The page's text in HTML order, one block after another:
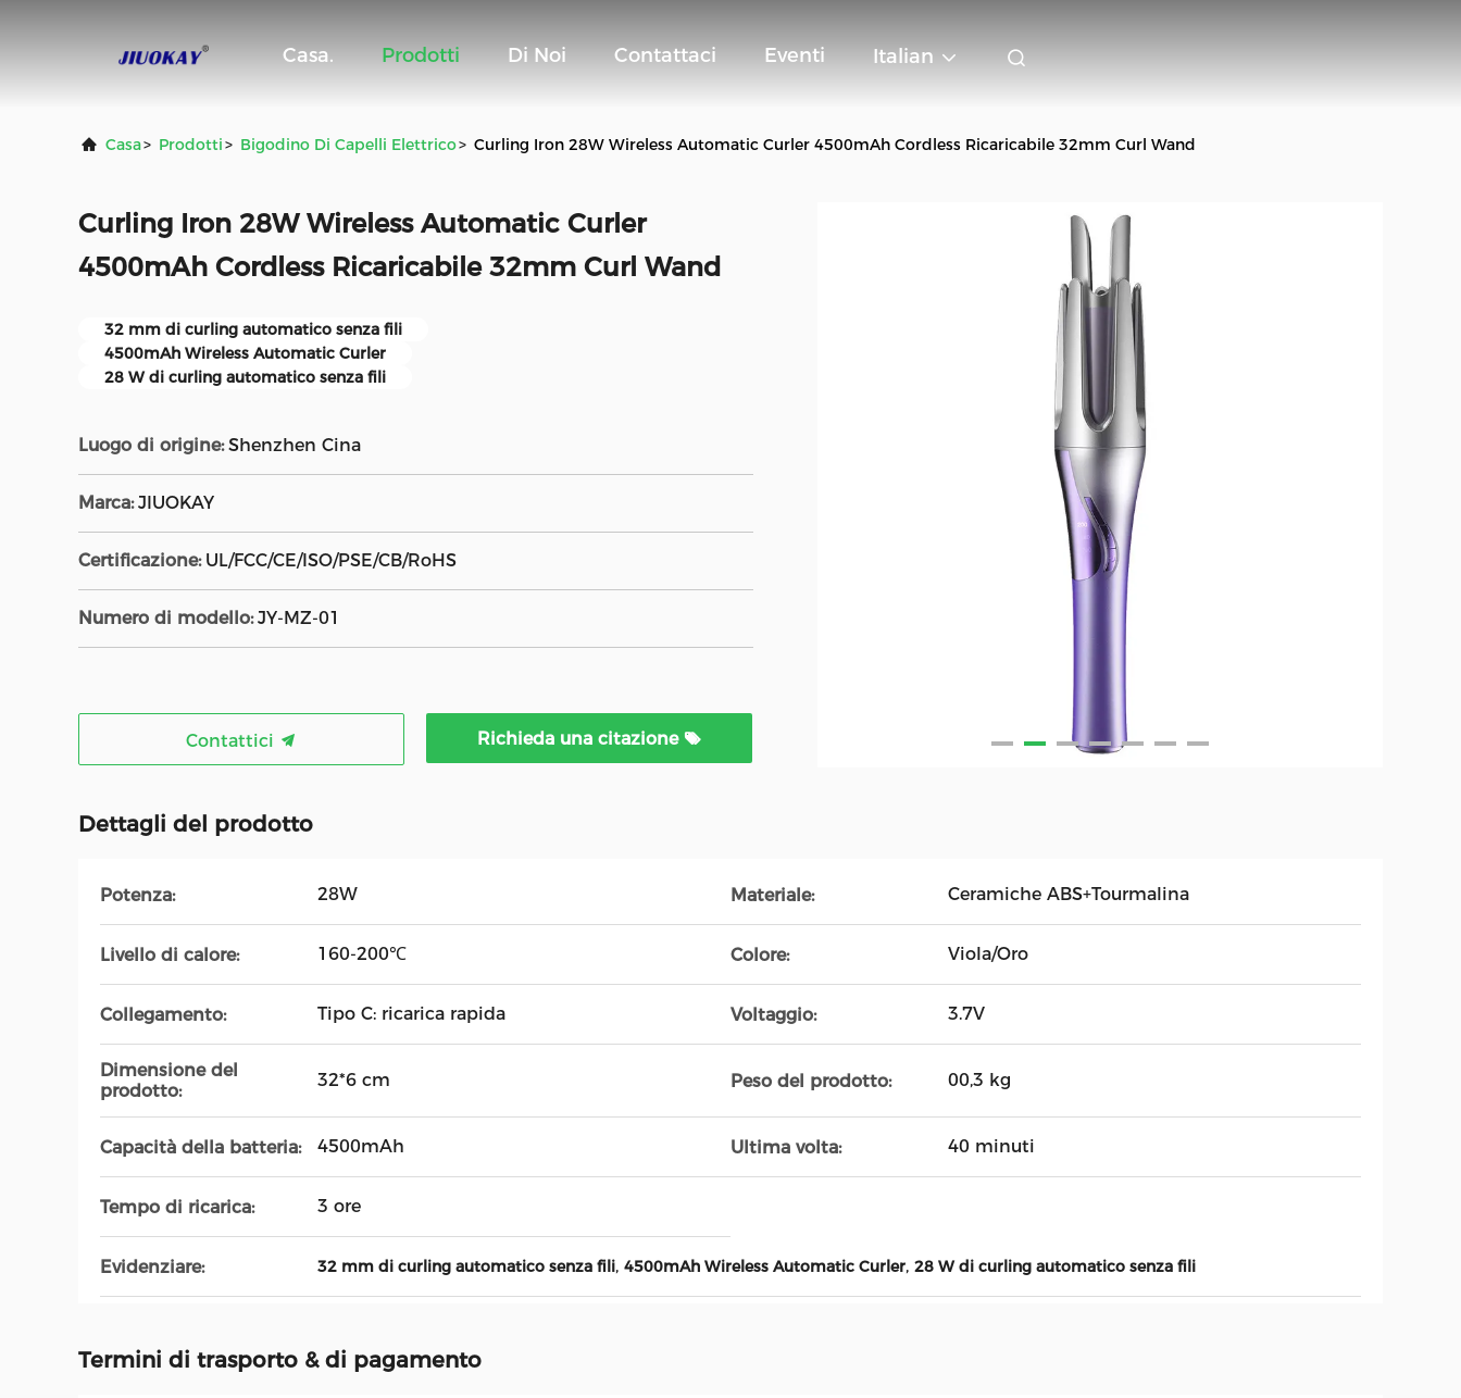
Casa. Prodotti Di Noi Contattaci Eventi Italian
Casa> Prodotti> Bigodino Di Capelli Elettrico> Curling Iron 28W Wireless Automatic Curler 4500mAh Cordless Ricaricabile 32mm Curl Wand
Curling Iron 28W Wireless Automatic Curler
4500mAh Cordless Ricaricabile 32mm Curl Wand
32 mm di curling automatico senza fili
4500mAh Wireless Automatic Curler
28 W di curling automatico senza fili
Luogo di origine: Shenzhen Cina
Marca: JIUOKAY
Certificazione: UL/FCC/CE/ISO/PSE/CB/RoHS
Numero di modello: JY-MZ-01
Contattici Richieda una citazione
Dettagli del prodotto
Potenza: 28W Materiale: Ceramiche ABS+Tourmalina
Livello di calore: 160-200℃ Colore: Viola/Oro
Collegamento: Tipo C: ricarica rapida Voltaggio: 3.7V
Dimensione del
prodotto:
32*6 cm Peso del prodotto: 00,3 kg
Capacità della batteria: 4500mAh Ultima volta: 40 minuti
Tempo di ricarica: 3 ore
Evidenziare: 32 mm di curling automatico senza fili, 4500mAh Wireless Automatic Curler, 28 W di curling automatico senza fili
Termini di trasporto & di pagamento